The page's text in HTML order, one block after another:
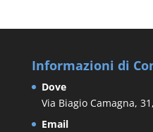
Informazioni di
Dove
Via Biagio Camagna,
Email